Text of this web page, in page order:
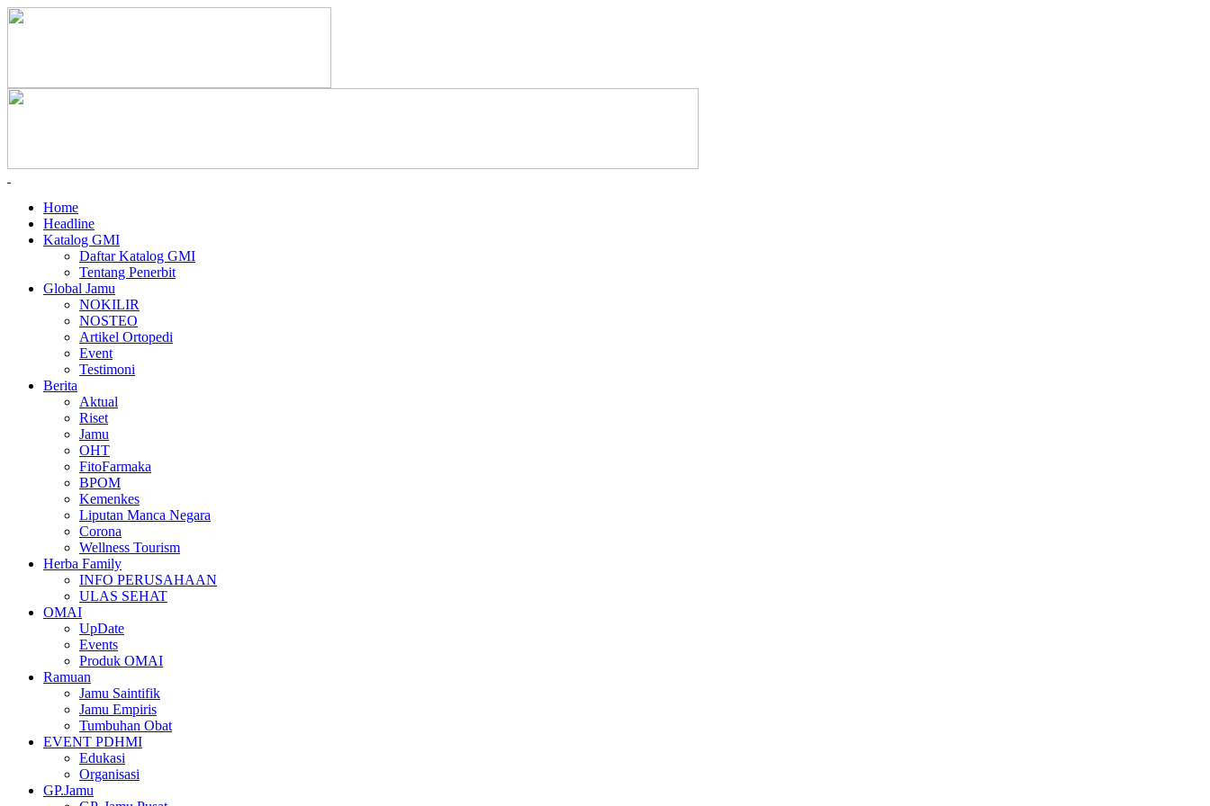
Home
Headline
Katalog GMI
Daftar Katalog GMI
Tentang Penerbit
Global Jamu
NOKILIR
NOSTEO
Artikel Ortopedi
Event
Testimoni
Berita
Aktual
Riset
Jamu
OHT
FitoFarmaka
BPOM
Kemenkes
Liputan Manca Negara
Corona
Wellness Tourism
Herba Family
INFO PERUSAHAAN
ULAS SEHAT
OMAI
UpDate
Events
Produk OMAI
Ramuan
Jamu Saintifik
Jamu Empiris
Tumbuhan Obat
EVENT PDHMI
Edukasi
Organisasi
GP.Jamu